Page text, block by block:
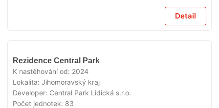
Detail
Rezidence Central Park
K nastěhování od: 2024
Lokalita: Jihomoravský kraj
Developer: Central Park Lidická s.r.o.
Počet jednotek: 83